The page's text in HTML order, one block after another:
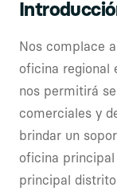
Nos complace
oficina regional
nos permitirá
comerciales y
brindar un
oficina principal
principal